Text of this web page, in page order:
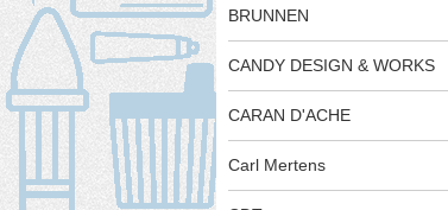
BRUNNEN
CANDY DESIGN & WORKS
CARAN D'ACHE
Carl Mertens